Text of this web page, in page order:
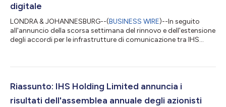
digitale
LONDRA & JOHANNESBURG--(BUSINESS WIRE)--In seguito
all'annuncio della scorsa settimana del rinnovo e dell'estensione
degli accordi per le infrastrutture di comunicazione tra IHS
del rinnovo di tutti i contratti nei settori di IHS Towers-MTN, le
commerciale è consolidata per il prossimo decennio, potranno
Riassunto: IHS Holding Limited annuncia i
risultati dell'assemblea annuale degli azionisti